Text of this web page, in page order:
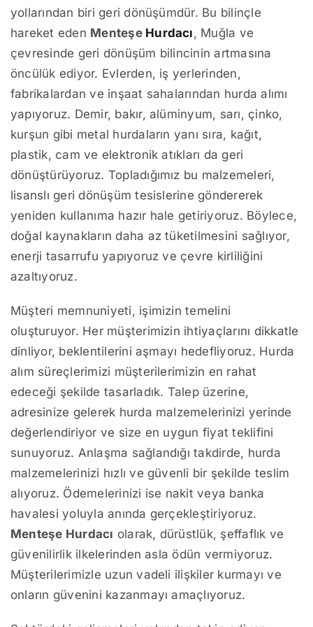
yollarından biri geri dönüşümdür. Bu bilinçle
hareket eden Menteşe Hurdacı , Muğla ve
çevresinde geri dönüşüm bilincinin artmasına
öncülük ediyor. Evlerden, iş yerlerinden,
fabrikalardan ve inşaat sahalarından hurda alımı
yapıyoruz. Demir, bakır, alüminyum, sarı, çinko,
kurşun gibi metal hurdaların yanı sıra, kağıt,
plastik, cam ve elektronik atıkları da geri
dönüştürüyoruz. Topladığımız bu malzemeleri,
lisanslı geri dönüşüm tesislerine göndererek
yeniden kullanıma hazır hale getiriyoruz. Böylece,
doğal kaynakların daha az tüketilmesini sağlıyor,
enerji tasarrufu yapıyoruz ve çevre kirliliğini
azaltıyoruz.
Müşteri memnuniyeti, işimizin temelini
oluşturuyor. Her müşterimizin ihtiyaçlarını dikkatle
dinliyor, beklentilerini aşmayı hedefliyoruz. Hurda
alım süreçlerimizi müşterilerimizin en rahat
edeceği şekilde tasarladık. Talep üzerine,
adresinize gelerek hurda malzemelerinizi yerinde
değerlendiriyor ve size en uygun fiyat teklifini
sunuyoruz. Anlaşma sağlandığı takdirde, hurda
malzemelerinizi hızlı ve güvenli bir şekilde teslim
alıyoruz. Ödemelerinizi ise nakit veya banka
havalesi yoluyla anında gerçekleştiriyoruz.
Menteşe Hurdacı olarak, dürüstlük, şeffaflık ve
güvenilirlik ilkelerinden asla ödün vermiyoruz.
Müşterilerimizle uzun vadeli ilişkiler kurmayı ve
onların güvenini kazanmayı amaçlıyoruz.